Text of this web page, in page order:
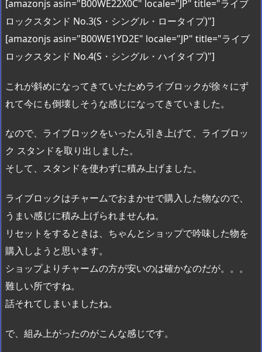
[amazonjs asin="B00WE22X0C" locale="JP" title="ライブ
ロックスタンド No.3(S・シングル・ロータイプ)"]
[amazonjs asin="B00WE1YD2E" locale="JP" title="ライブ
ロックスタンド No.4(S・シングル・ハイタイプ)"]
これが斜めになってきていたためライブロックが徐々にず
れて今にも倒壊しそうな感じになってきていました。
なので、ライブロックをいったん引き上げて、ライブロッ
ク スタンドを取り出しました。
そして、スタンドを使わずに積み上げました。
ライブロックはチャームでおまかせで購入した物なので、
うまい感じに積み上げられませんね。
リセットをするときは、ちゃんとショップで吟味した物を
購入しようと思います。
ショップよりチャームの方が安いのは確かなのだが。。。
難しい所ですね。
話それてしまいましたね。
で、組み上がったのがこんな感じです。